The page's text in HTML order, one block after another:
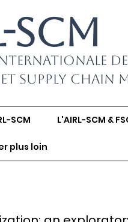
SCM
de
Supply Chain
SCM L'AIRL-SCM &
plus loin